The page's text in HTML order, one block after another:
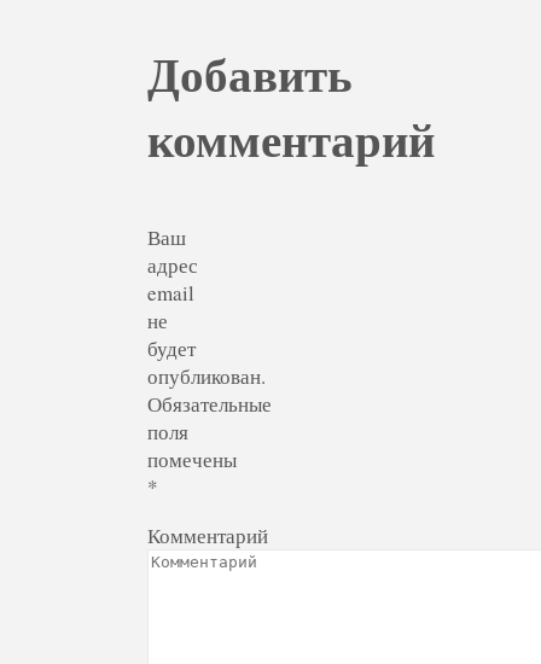
Добавить
комментарий
Ваш
адрес
email
не
будет
опубликован.
Обязательные
поля
помечены
*
Комментарий